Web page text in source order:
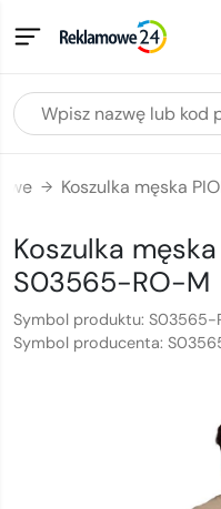
→ Koszulka męska
Koszulka męska
S03565-RO-M
Symbol produktu: S03565-
Symbol producenta: